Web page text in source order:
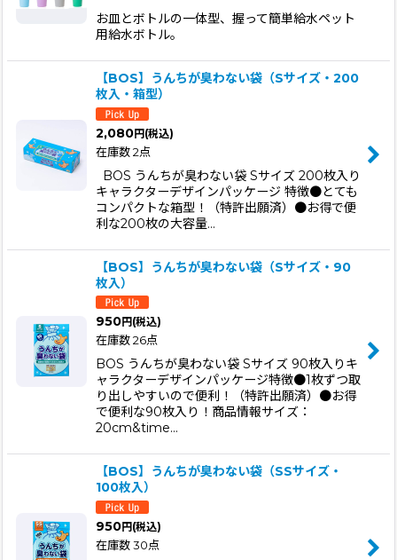
お皿とボトルの一体型、握って簡単給水ペット
用給水ボトル。
【BOS】うんちが臭わない袋（Sサイズ・200
枚入・箱型）
2,080円(税込)
在庫数 2点
BOS うんちが臭わない袋 Sサイズ 200枚入り
キャラクターデザインパッケージ 特徴●とても
コンパクトな箱型！（特許出願済）●お得で便
利な200枚の大容量…
【BOS】うんちが臭わない袋（Sサイズ・90
枚入）
950円 (税込)
在庫数 26点
BOS うんちが臭わない袋 Sサイズ 90枚入りキ
ャラクターデザインパッケージ特徴●1枚ずつ取
り出しやすいので便利！（特許出願済）●お得
で便利な90枚入り！商品情報サイズ：
20cm&time…
【BOS】うんちが臭わない袋（SSサイズ・
100枚入）
950円 (税込)
在庫数 30点